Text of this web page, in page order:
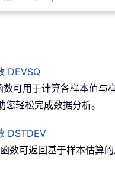
DEVSQ
数可用于计算各样本值与
您轻松完成数据分析。
DSTDEV
数可返回基于样本估算